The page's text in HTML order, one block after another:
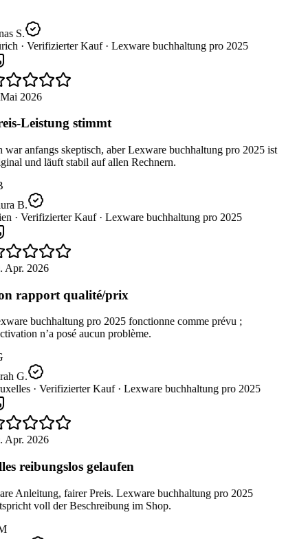
S.
· Verifizierter Kauf · Lexware buchhaltung pro 2025
2026
Leistung stimmt
war anfangs skeptisch, aber Lexware buchhaltung pro 2025 ist
und läuft stabil auf allen Rechnern.
B.
· Verifizierter Kauf · Lexware buchhaltung pro 2025
Apr. 2026
rapport qualité/prix
buchhaltung pro 2025 fonctionne comme prévu ;
n’a posé aucun problème.
G.
· Verifizierter Kauf · Lexware buchhaltung pro 2025
Apr. 2026
reibungslos gelaufen
Anleitung, fairer Preis. Lexware buchhaltung pro 2025
voll der Beschreibung im Shop.